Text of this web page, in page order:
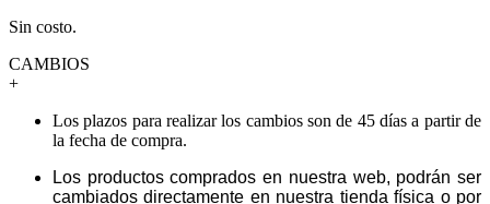
Sin costo.
CAMBIOS
+
Los plazos para realizar los cambios son de 45 días a partir de
la fecha de compra.
Los productos comprados en nuestra web, podrán ser
cambiados directamente en nuestra tienda física o por